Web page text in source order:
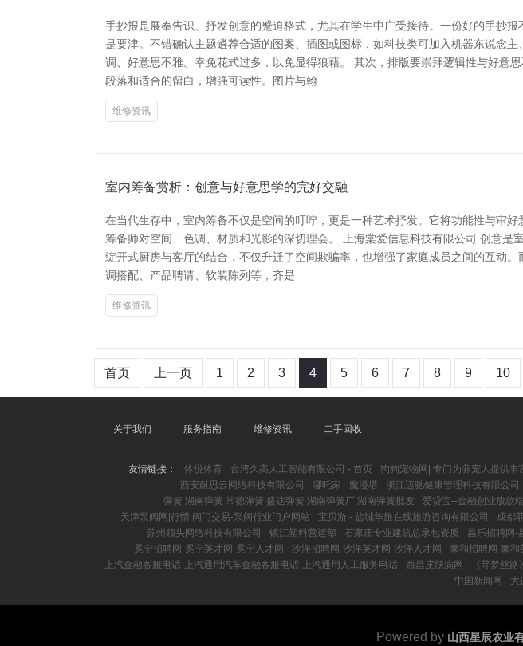
手抄报是展奉告识、抒发创意的蹙迫格式，尤其在学生中广受接待。一份好的手抄
是要津。不错确认主题遴荐合适的图案、插图或图标，如科技类可加入机器东说念
调、好意思不雅。幸免花式过多，以免显得狼藉。 其次，排版要崇拜逻辑性与好意
段落和适合的留白，增强可读性。图片与翰
维修资讯
室内筹备赏析：创意与好意思学的完好交融
在当代生存中，室内筹备不仅是空间的叮咛，更是一种艺术抒发。它将功能性与审
筹备师对空间、色调、材质和光影的深切理会。 上海棠爱信息科技有限公司 创意是
绽开式厨房与客厅的结合，不仅升迁了空间欺骗率，也增强了家庭成员之间的互动
调搭配、产品聘请、软装陈列等，齐是
维修资讯
首页 上一页 1 2 3 4 5 6 7 8 9 10
关于我们 服务指南 维修资讯 二手回收
友情链接： 体悦体育 台湾久高人工智能有限公司 - 首页 狗狗宠物网| 专门为养宠人提供丰
西安耐思云网络科技有限公司
哪吒家 魔漫塔 浙江迈驰健康管理科技有限公司
弹簧 湖南弹簧 常德弹簧 盛达弹簧 湖南弹簧厂 湖南弹簧批发
爱贷宝--金融创业放款
天津泵阀网|行情|阀门交易-泵阀行业门户网站
宝贝游 - 盐城华旅在线旅游咨询有限公司 成都
苏州领头网络科技有限公司
镇江塑料营运部 石家庄专业建筑总承包资质 昌乐招聘网-
冕宁招聘网-冕宁英才网-冕宁人才网
沙洋招聘网-沙洋英才网-沙洋人才网 泰和招聘网-泰
上汽金融客服电话-上汽通用汽车金融客服电话-上汽通用人工服务电话
西昌皮肤病网 《寻梦丝
中国新闻网
大
Powered by 山西星辰农业